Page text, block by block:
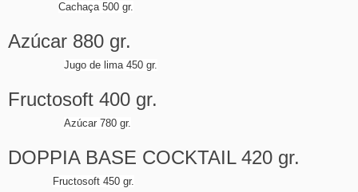
Cachaça 500 gr.
Azúcar 880 gr.
Jugo de lima 450 gr.
Fructosoft 400 gr.
Azúcar 780 gr.
DOPPIA BASE COCKTAIL 420 gr.
Fructosoft 450 gr.